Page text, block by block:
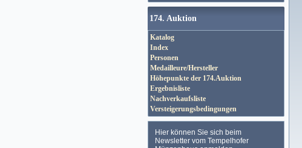
174. Auktion
Katalog
Index
Personen
Medailleure/Hersteller
Höhepunkte der 174.Auktion
Ergebnisliste
Nachverkaufsliste
Versteigerungsbedingungen